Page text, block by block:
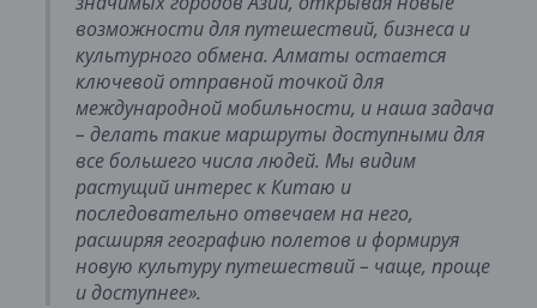
возможности для путешествий, бизнеса и
культурного обмена. Алматы остается
ключевой отправной точкой для
международной мобильности, и наша задача
– делать такие маршруты доступными для
все большего числа людей. Мы видим
растущий интерес к Китаю и
последовательно отвечаем на него,
расширяя географию полетов и формируя
новую культуру путешествий – чаще, проще
и доступнее».